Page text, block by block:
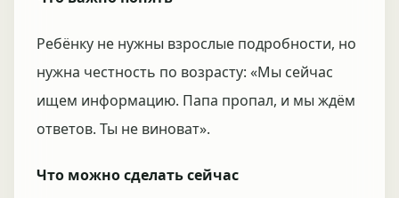
Ребёнку не нужны взрослые подробности, но
нужна честность по возрасту: «Мы сейчас
ищем информацию. Папа пропал, и мы ждём
ответов. Ты не виноват».
Что можно сделать сейчас